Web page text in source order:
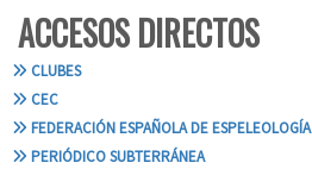
ACCESOS DIRECTOS
CLUBES
CEC
FEDERACIÓN ESPAÑOLA DE ESPELEOLOGÍA
PERIÓDICO SUBTERRÁNEA